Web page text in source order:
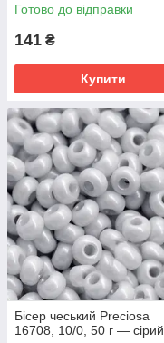
Готово до відправки
141 ₴
Купити
Бісер чеський Preciosa
16708, 10/0, 50 г — сірий